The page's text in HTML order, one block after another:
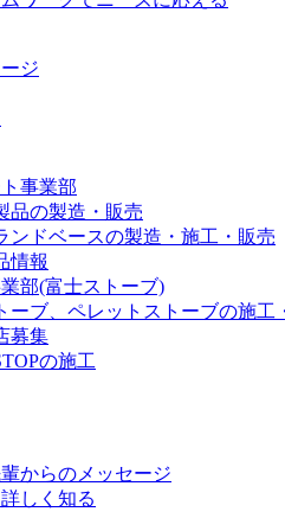
ジ
事業部
品の製造・販売
ンドベースの製造・施工・販売
情報
部(富士ストーブ)
ーブ、ペレットストーブの施工
募集
の施工
からのメッセージ
しく知る